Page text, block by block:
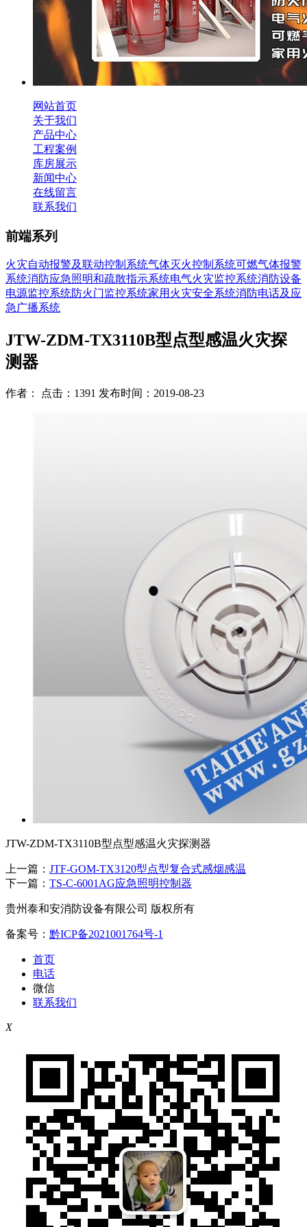
网站首页
关于我们
产品中心
工程案例
库房展示
新闻中心
在线留言
联系我们
前端系列
火灾自动报警及联动控制系统气体灭火控制系统可燃气体报警
系统消防应急照明和疏散指示系统电气火灾监控系统消防设备
电源监控系统防火门监控系统家用火灾安全系统消防电话及应
急广播系统
JTW-ZDM-TX3110B型点型感温火灾探
测器
作者： 点击：1391 发布时间：2019-08-23
JTW-ZDM-TX3110B型点型感温火灾探测器
上一篇： JTF-GOM-TX3120型点型复合式感烟感温
下一篇： TS-C-6001AG应急照明控制器
贵州泰和安消防设备有限公司 版权所有
备案号： 黔ICP备2021001764号-1
首页
电话
微信
联系我们
X